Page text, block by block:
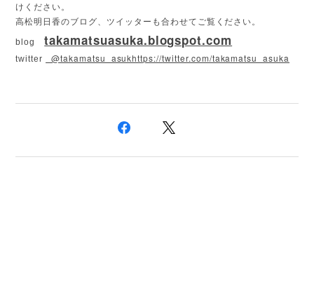
けください。
高松明日香のブログ、ツイッターも合わせてご覧ください。
blogtakamatsuasuka.blogspot.com
twitter @takamatsu_asukhttps://twitter.com/takamatsu_asuka